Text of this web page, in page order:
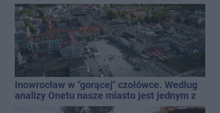
Inowrocław w "gorącej" czołówce. Według
analizy Onetu nasze miasto jest jednym z
najbardziej narażonych na upały